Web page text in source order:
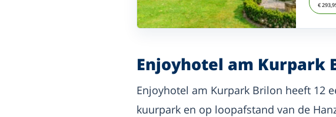
€
Enjoyhotel am Kurpark
Enjoyhotel am Kurpark Brilon heeft 12
kuurpark en op loopafstand van de